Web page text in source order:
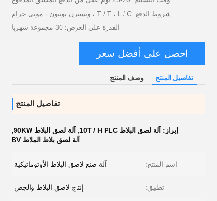
شروط الدفع: T / T ، L / C ، ويسترن يونيون ، موني جرام
القدرة على العرض: 30 مجموعة شهريا
احصل على أفضل سعر
تفاصيل المنتج وصف المنتج
تفاصيل المنتج
إبراز: آلة لصق البلاط 10T / H PLC , آلة لصق البلاط 90KW
,
آلة لصق بلاط الملاط BV
اسم المنتج: آلة صنع لاصق البلاط الأوتوماتيكية
تطبيق: إنتاج لاصق البلاط والجص